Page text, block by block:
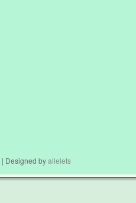
| Designed byallelets